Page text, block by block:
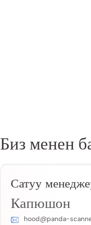
Биз менен
Сатуу
Капюшон
hood@panda-